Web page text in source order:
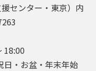
援センター・東京）内
18:00
日・お盆・年末年始